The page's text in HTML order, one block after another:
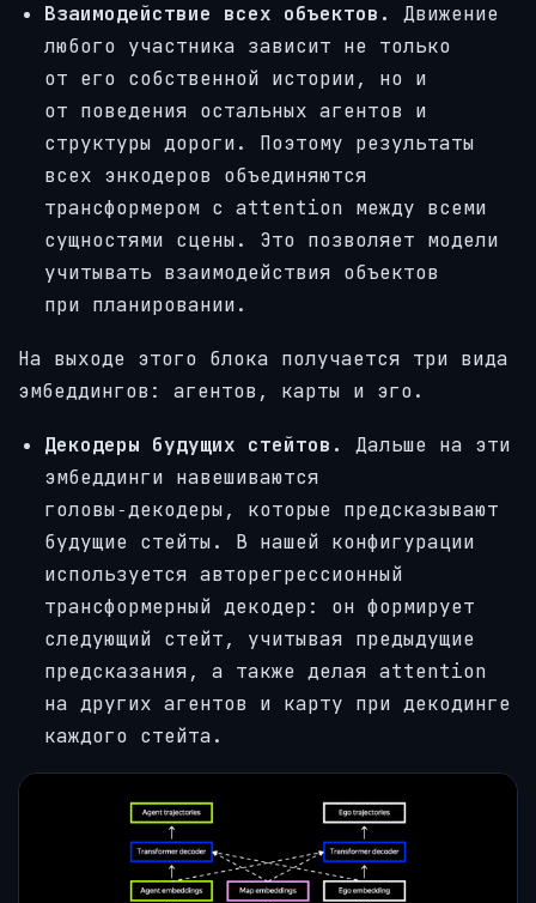
Взаимодействие всех объектов.Движение
любого участника зависит не только
от его собственной истории, но и
от поведения остальных агентов и
структуры дороги. Поэтому результаты
всех энкодеров объединяются
трансформером с attention между всеми
сущностями сцены. Это позволяет модели
учитывать взаимодействия объектов
при планировании.
На выходе этого блока получается три вида
эмбеддингов: агентов, карты и эго.
Декодеры будущих стейтов.Дальше на эти
эмбеддинги навешиваются
головы‑декодеры, которые предсказывают
будущие стейты. В нашей конфигурации
используется авторегрессионный
трансформерный декодер: он формирует
следующий стейт, учитывая предыдущие
предсказания, а также делая attention
на других агентов и карту при декодинге
каждого стейта.